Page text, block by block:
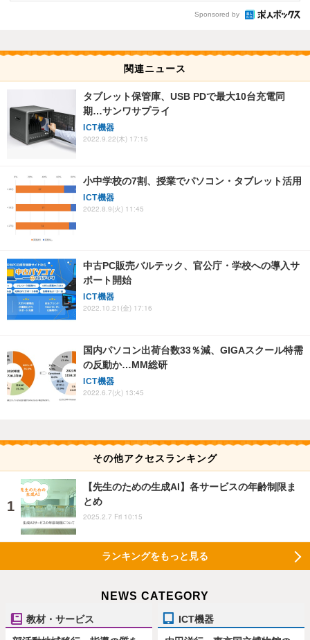
Sponsored by
関連ニュース
タブレット保管庫、USB PDで最大10台充電同
期…サンワサプライ
ICT機器
2022.9.22(木) 17:15
小中学校の7割、授業でパソコン・タブレット活用
ICT機器
2022.8.9(火) 11:45
中古PC販売バルテック、官公庁・学校への導入サ
ポート開始
ICT機器
2022.10.21(金) 17:16
国内パソコン出荷台数33％減、GIGAスクール特需
の反動か…MM総研
ICT機器
2022.6.7(火) 13:45
その他アクセスランキング
【先生のための生成AI】各サービスの年齢制限ま
とめ
2025.2.7 Fri 10:15
ランキングをもっと見る
NEWS CATEGORY
教材・サービス ICT機器